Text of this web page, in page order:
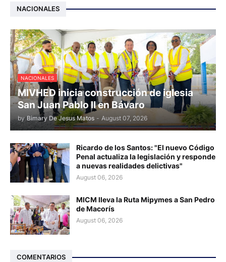
NACIONALES
NACIONALES
MIVHED inicia construcción de iglesia
San Juan Pablo II en Bávaro
by Bimary De Jesus Matos - August 07, 2026
Ricardo de los Santos: "El nuevo Código
Penal actualiza la legislación y responde
a nuevas realidades delictivas"
August 06, 2026
MICM lleva la Ruta Mipymes a San Pedro
de Macorís
August 06, 2026
COMENTARIOS